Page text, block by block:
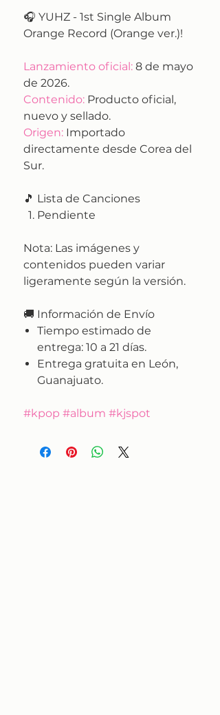
🎧 YUHZ - 1st Single Album
Orange Record (Orange ver.)!
Lanzamiento oficial: 8 de mayo
de 2026.
Contenido: Producto oficial,
nuevo y sellado.
Origen: Importado
directamente desde Corea del
Sur.
🎵 Lista de Canciones
Pendiente
Nota: Las imágenes y
contenidos pueden variar
ligeramente según la versión.
🚚 Información de Envío
Tiempo estimado de
entrega: 10 a 21 días.
Entrega gratuita en León,
Guanajuato.
#kpop #album #kjspot